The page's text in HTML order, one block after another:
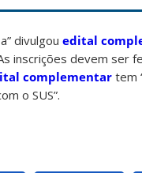
divulgou edital
inscrições devem ser
complementartem
o SUS”.